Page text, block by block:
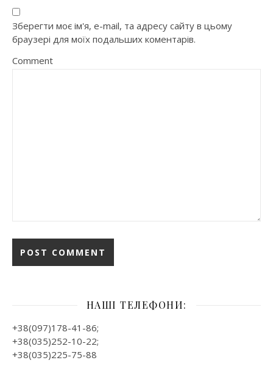
Зберегти моє ім'я, e-mail, та адресу сайту в цьому
браузері для моїх подальших коментарів.
Comment
НАШІ ТЕЛЕФОНИ:
+38(097)178-41-86;
+38(035)252-10-22;
+38(035)225-75-88